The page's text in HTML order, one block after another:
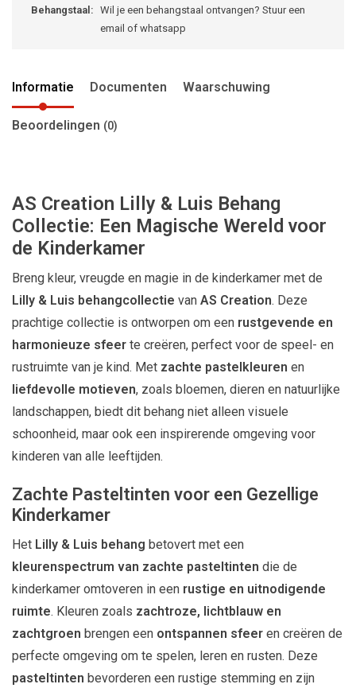
Behangstaal: Wil je een behangstaal ontvangen? Stuur een
email of whatsapp
Informatie Documenten Waarschuwing
Beoordelingen (0)
AS Creation Lilly & Luis Behang
Collectie: Een Magische Wereld voor
de Kinderkamer
Breng kleur, vreugde en magie in de kinderkamer met de
Lilly & Luis behangcollectie van AS Creation. Deze
prachtige collectie is ontworpen om een rustgevende en
harmonieuze sfeer te creëren, perfect voor de speel- en
rustruimte van je kind. Met zachte pastelkleuren en
liefdevolle motieven, zoals bloemen, dieren en natuurlijke
landschappen, biedt dit behang niet alleen visuele
schoonheid, maar ook een inspirerende omgeving voor
kinderen van alle leeftijden.
Zachte Pasteltinten voor een Gezellige
Kinderkamer
Het Lilly & Luis behang betovert met een
kleurenspectrum van zachte pasteltinten die de
kinderkamer omtoveren in een rustige en uitnodigende
ruimte. Kleuren zoals zachtroze, lichtblauw en
zachtgroen brengen een ontspannen sfeer en creëren de
perfecte omgeving om te spelen, leren en rusten. Deze
pasteltinten bevorderen een rustige stemming en zijn